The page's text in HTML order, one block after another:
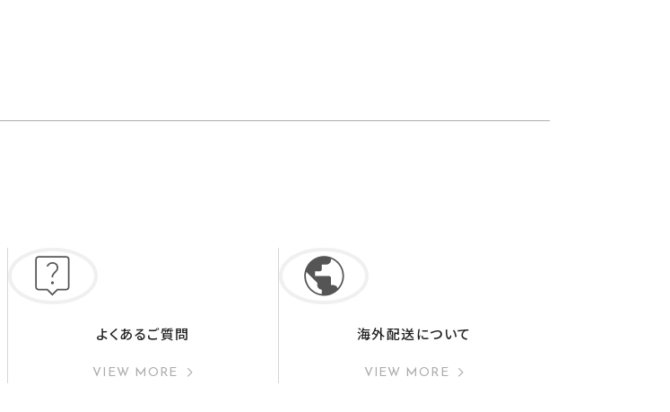
よくあるご質問
VIEW MORE
海外配送について
VIEW MORE